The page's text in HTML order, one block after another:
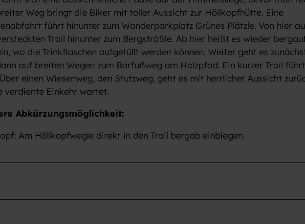
Weg bringt die Biker mit toller Aussicht zur Höllkopfhütte. Eine
führt hinunter zum Wanderparkplatz Grünes Plätzle. Von hier
Trail hinunter zum Bergsträßle. Ab hier heißt es wieder
wo die Trinkflaschen aufgefüllt werden können. Weiter geht es
auf breiten Wegen zum Barfußweg am Holzpfad. Ein kurzer Trail
einen Wiesenweg, den Stutzweg, geht es mit herrlicher Aussicht
verdiente Einkehr wartet.
Abkürzungsmöglichkeit:
Am Höllkopfwegle direkt in den Trail bergab einbiegen.